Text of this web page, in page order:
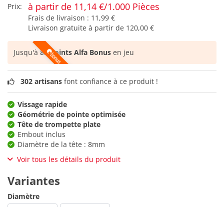
Prix:
à partir de 11,14 €/1.000 Pièces
Frais de livraison : 11,99 €
Livraison gratuite à partir de 120,00 €
Jusqu'à82 points Alfa Bonus en jeu
302 artisans font confiance à ce produit !
Vissage rapide
Géométrie de pointe optimisée
Tête de trompette plate
Embout inclus
Diamètre de la tête : 8mm
Voir tous les détails du produit
Variantes
Diamètre